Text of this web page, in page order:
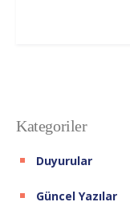
Kategoriler
Duyurular
Güncel Yazılar